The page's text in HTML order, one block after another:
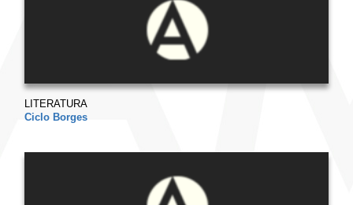
LITERATURA
Ciclo Borges